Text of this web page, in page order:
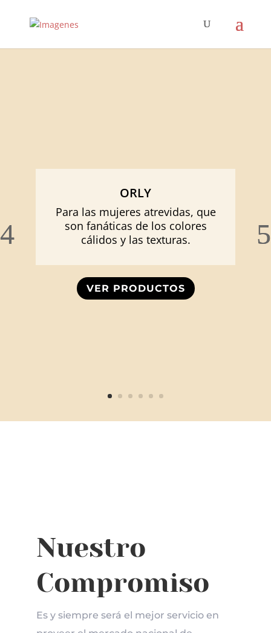
ORLY
Para las mujeres atrevidas, que
son fanáticas de los colores
cálidos y las texturas.
VER PRODUCTOS
Nuestro
Compromiso
Es y siempre será el mejor servicio en